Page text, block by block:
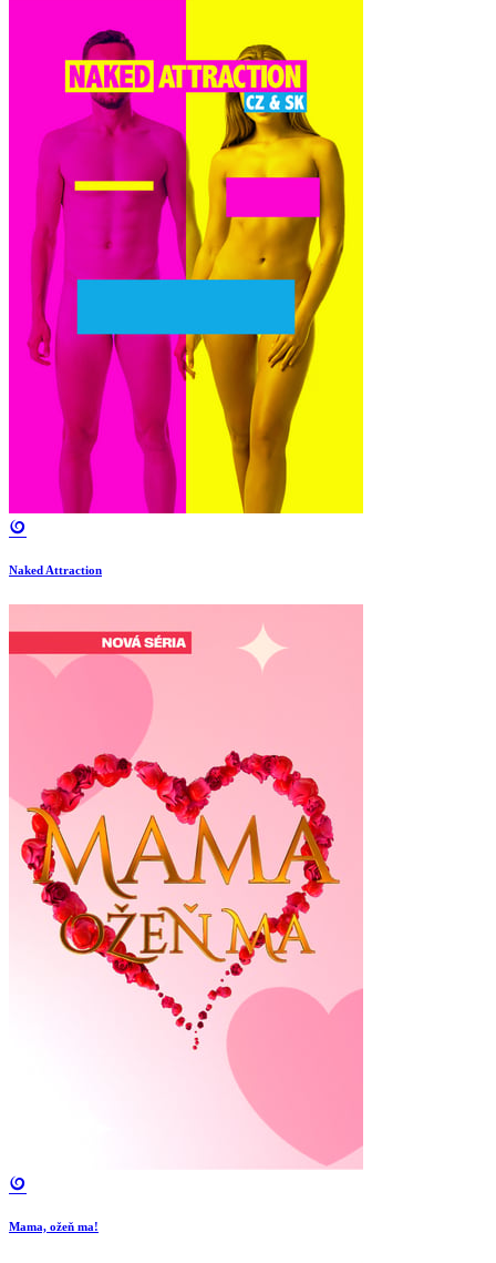
Naked Attraction
Mama, ožeň ma!